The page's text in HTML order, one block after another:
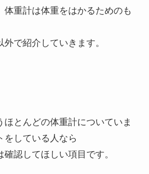
体重計は体重をはかるためのも
で紹介していきます。
ほとんどの体重計についていま
をしている人なら
認してほしい項目です。